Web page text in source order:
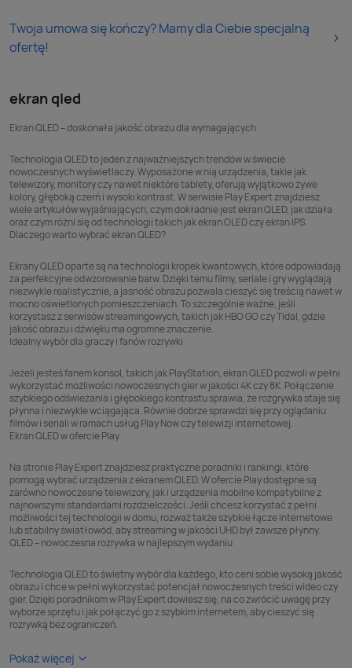
Twoja umowa się kończy? Mamy dla Ciebie specjalną
ofertę!
ekran qled
Ekran QLED – doskonała jakość obrazu dla wymagających
Technologia QLED to jeden z najważniejszych trendów w świecie
nowoczesnych wyświetlaczy. Wyposażone w nią urządzenia, takie jak
telewizory, monitory czy nawet niektóretablety, oferują wyjątkowo żywe
kolory, głęboką czerń i wysoki kontrast. W serwisie Play Expert znajdziesz
wiele artykułów wyjaśniających, czym dokładnie jest ekran QLED, jak działa
oraz czym różni się od technologii takich jakekran OLEDczyekran IPS.
Dlaczego warto wybrać ekran QLED?
Ekrany QLED oparte są na technologii kropek kwantowych, które odpowiadają
za perfekcyjne odwzorowanie barw. Dzięki temu filmy, seriale i gry wyglądają
niezwykle realistycznie, a jasność obrazu pozwala cieszyć się treścią nawet w
mocno oświetlonych pomieszczeniach. To szczególnie ważne, jeśli
korzystasz z serwisów streamingowych, takich jakHBO GOczyTidal, gdzie
jakość obrazu i dźwięku ma ogromne znaczenie.
Idealny wybór dla graczy i fanów rozrywki
Jeżeli jesteś fanem konsol, takich jakPlayStation, ekran QLED pozwoli w pełni
wykorzystać możliwości nowoczesnych gier w jakości 4K czy 8K. Połączenie
szybkiego odświeżania i głębokiego kontrastu sprawia, że rozgrywka staje się
płynna i niezwykle wciągająca. Równie dobrze sprawdzi się przy oglądaniu
filmów i seriali w ramach usług Play Nowczytelewizji internetowej.
Ekran QLED w ofercie Play
Na stronie Play Expert znajdziesz praktyczne poradniki i rankingi, które
pomogą wybrać urządzenia z ekranem QLED. W ofercie Play dostępne są
zarówno nowoczesne telewizory, jak i urządzenia mobilne kompatybilne z
najnowszymi standardami rozdzielczości. Jeśli chcesz korzystać z pełni
możliwości tej technologii w domu, rozważ także szybkiełącze internetowe
lub stabilnyświatłowód, aby streaming w jakości UHD był zawsze płynny.
QLED – nowoczesna rozrywka w najlepszym wydaniu
Technologia QLED to świetny wybór dla każdego, kto ceni sobie wysoką jakość
obrazu i chce w pełni wykorzystać potencjał nowoczesnych treści wideo czy
gier. Dzięki poradnikom w Play Expert dowiesz się, na co zwrócić uwagę przy
wyborze sprzętu i jak połączyć go z szybkim internetem, aby cieszyć się
rozrywką bez ograniczeń.
Pokaż więcej